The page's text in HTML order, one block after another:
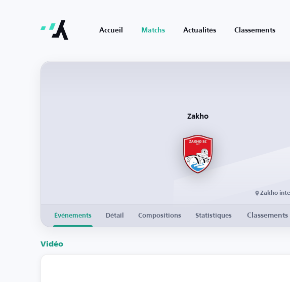
Accueil Matchs Actualités Classements
Zakho
Zakho
Événements Détail Compositions Statistiques Classements
Vidéo